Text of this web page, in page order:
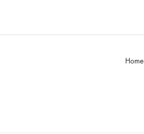
Home